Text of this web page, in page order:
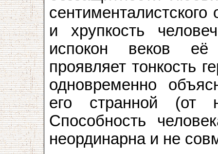
и хрупкость
испокон веков
проявляет тонкость
одновременно
его странной (от
Способность
неординарна и не